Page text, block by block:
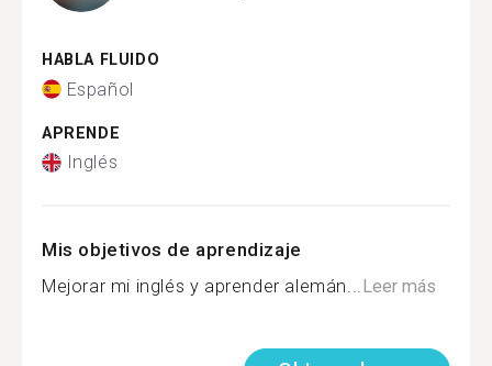
HABLA FLUIDO
Español
APRENDE
Inglés
Mis objetivos de aprendizaje
Mejorar mi inglés y aprender alemán...Leer más